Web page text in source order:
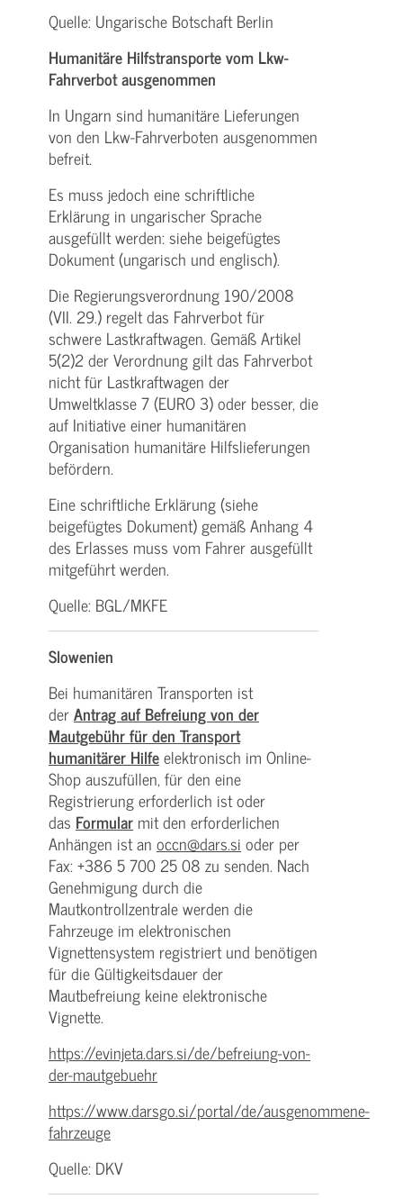
Quelle: Ungarische Botschaft Berlin
Humanitäre Hilfstransporte vom Lkw-
Fahrverbot ausgenommen
In Ungarn sind humanitäre Lieferungen
von den Lkw-Fahrverboten ausgenommen
befreit.
Es muss jedoch eine schriftliche
Erklärung in ungarischer Sprache
ausgefüllt werden: siehe beigefügtes
Dokument (ungarisch und englisch).
Die Regierungsverordnung 190/2008
(VII. 29.) regelt das Fahrverbot für
schwere Lastkraftwagen. Gemäß Artikel
5(2)2 der Verordnung gilt das Fahrverbot
nicht für Lastkraftwagen der
Umweltklasse 7 (EURO 3) oder besser, die
auf Initiative einer humanitären
Organisation humanitäre Hilfslieferungen
befördern.
Eine schriftliche Erklärung (siehe
beigefügtes Dokument) gemäß Anhang 4
des Erlasses muss vom Fahrer ausgefüllt
mitgeführt werden.
Quelle: BGL/MKFE
Slowenien
Bei humanitären Transporten ist
derAntrag auf Befreiung von der
Mautgebühr für den Transport
humanitärer Hilfeelektronisch im Online-
Shop auszufüllen, für den eine
Registrierung erforderlich ist oder
das Formular mit den erforderlichen
Anhängen ist an occn@dars.si oder per
Fax: +386 5 700 25 08 zu senden. Nach
Genehmigung durch die
Mautkontrollzentrale werden die
Fahrzeuge im elektronischen
Vignettensystem registriert und benötigen
für die Gültigkeitsdauer der
Mautbefreiung keine elektronische
Vignette.
https://evinjeta.dars.si/de/befreiung-von-
der-mautgebuehr
https://www.darsgo.si/portal/de/ausgenommene-
fahrzeuge
Quelle: DKV